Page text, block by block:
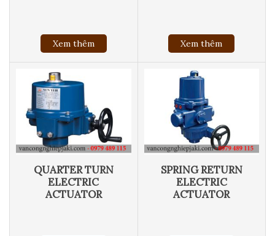
Xem thêm Xem thêm
QUARTER TURN
ELECTRIC
ACTUATOR
SPRING RETURN
ELECTRIC
ACTUATOR